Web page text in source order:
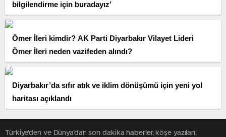
bilgilendirme için buradayız’
Ömer İleri kimdir? AK Parti Diyarbakır Vilayet Lideri
Ömer İleri neden vazifeden alındı?
Diyarbakır’da sıfır atık ve iklim dönüşümü için yeni yol
haritası açıklandı
Türkiye'den ve Dünya’dan son dakika haberler, köşe yazıları,